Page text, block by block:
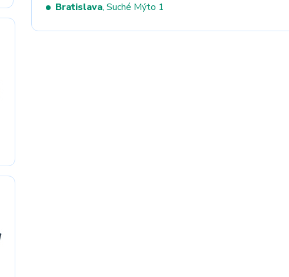
Bratislava, Suché Mýto 1